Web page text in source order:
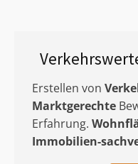
Erstellen von
Marktgerechte
Erfahrung.
Immobilien-